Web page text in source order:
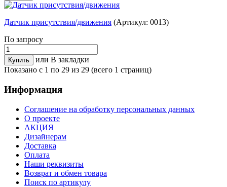
Датчик присутствия/движения (Артикул: 0013)
По запросу
или В закладки
Показано с 1 по 29 из 29 (всего 1 страниц)
Информация
Соглашение на обработку персональных данных
О проекте
АКЦИЯ
Дизайнерам
Доставка
Оплата
Наши реквизиты
Возврат и обмен товара
Поиск по артикулу